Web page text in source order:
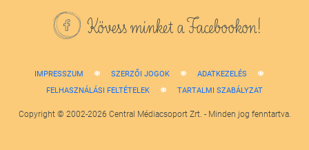
Kövess minket a Facebookon!
IMPRESSZUM SZERZŐI JOGOK
ADATKEZELÉS
FELHASZNÁLÁSI FELTÉTELEK
TARTALMI SZABÁLYZAT
Copyright © 2002-2026 Central Médiacsoport Zrt. - Minden jog fenntartva.